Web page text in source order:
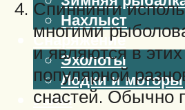
Нахлыст
Снаряжение
Эхолоты
Лодки и моторы
Узлы
Спиннинги
многими
и являются в
популярной
снастей. Обычно